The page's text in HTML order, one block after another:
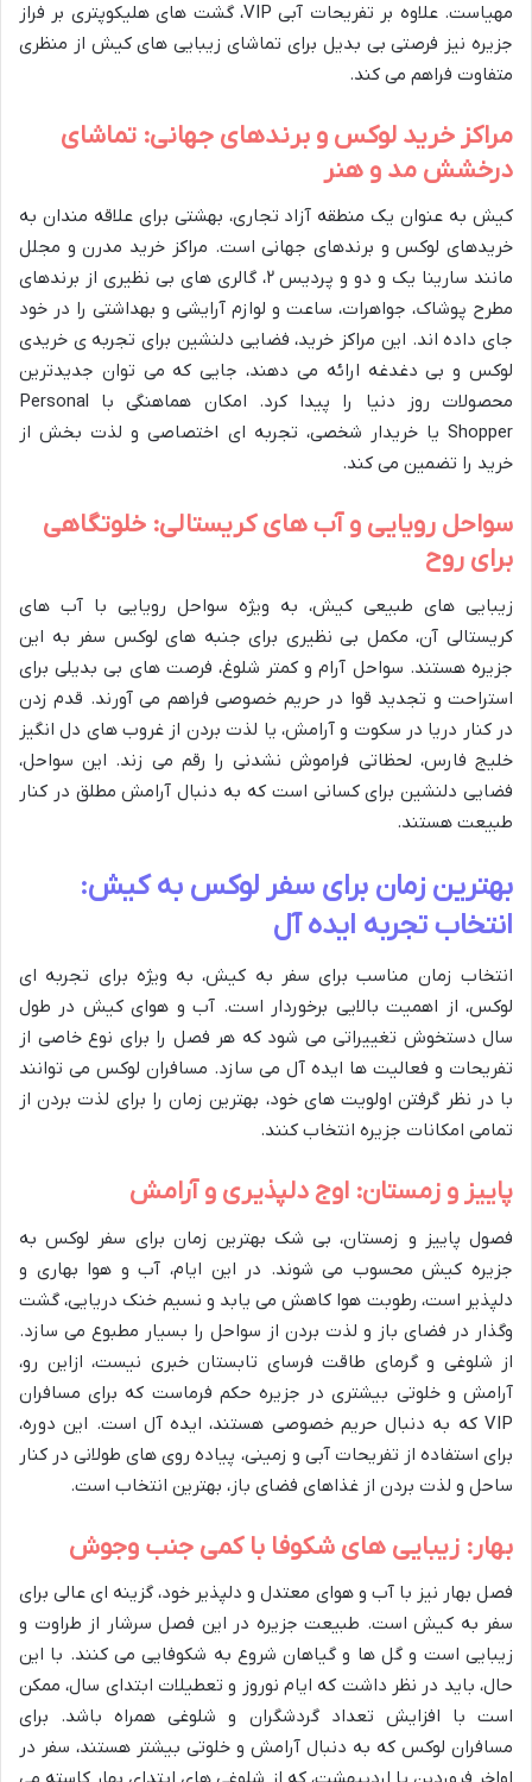
مهیاست. علاوه بر تفریحات آبی VIP، گشت های هلیکوپتری بر فراز
جزیره نیز فرصتی بی بدیل برای تماشای زیبایی های کیش از منظری
متفاوت فراهم می کند.
مراکز خرید لوکس و برندهای جهانی: تماشای
درخشش مد و هنر
کیش به عنوان یک منطقه آزاد تجاری، بهشتی برای علاقه مندان به
خریدهای لوکس و برندهای جهانی است. مراکز خرید مدرن و مجلل
مانند سارینا یک و دو و پردیس ۲، گالری های بی نظیری از برندهای
مطرح پوشاک، جواهرات، ساعت و لوازم آرایشی و بهداشتی را در خود
جای داده اند. این مراکز خرید، فضایی دلنشین برای تجربه ی خریدی
لوکس و بی دغدغه ارائه می دهند، جایی که می توان جدیدترین
محصولات روز دنیا را پیدا کرد. امکان هماهنگی با Personal
Shopper یا خریدار شخصی، تجربه ای اختصاصی و لذت بخش از
خرید را تضمین می کند.
سواحل رویایی و آب های کریستالی: خلوتگاهی
برای روح
زیبایی های طبیعی کیش، به ویژه سواحل رویایی با آب های
کریستالی آن، مکمل بی نظیری برای جنبه های لوکس سفر به این
جزیره هستند. سواحل آرام و کمتر شلوغ، فرصت های بی بدیلی برای
استراحت و تجدید قوا در حریم خصوصی فراهم می آورند. قدم زدن
در کنار دریا در سکوت و آرامش، یا لذت بردن از غروب های دل انگیز
خلیج فارس، لحظاتی فراموش نشدنی را رقم می زند. این سواحل،
فضایی دلنشین برای کسانی است که به دنبال آرامش مطلق در کنار
طبیعت هستند.
بهترین زمان برای سفر لوکس به کیش:
انتخاب تجربه ایده آل
انتخاب زمان مناسب برای سفر به کیش، به ویژه برای تجربه ای
لوکس، از اهمیت بالایی برخوردار است. آب و هوای کیش در طول
سال دستخوش تغییراتی می شود که هر فصل را برای نوع خاصی از
تفریحات و فعالیت ها ایده آل می سازد. مسافران لوکس می توانند
با در نظر گرفتن اولویت های خود، بهترین زمان را برای لذت بردن از
تمامی امکانات جزیره انتخاب کنند.
پاییز و زمستان: اوج دلپذیری و آرامش
فصول پاییز و زمستان، بی شک بهترین زمان برای سفر لوکس به
جزیره کیش محسوب می شوند. در این ایام، آب و هوا بهاری و
دلپذیر است، رطوبت هوا کاهش می یابد و نسیم خنک دریایی، گشت
وگذار در فضای باز و لذت بردن از سواحل را بسیار مطبوع می سازد.
از شلوغی و گرمای طاقت فرسای تابستان خبری نیست، ازاین رو،
آرامش و خلوتی بیشتری در جزیره حکم فرماست که برای مسافران
VIP که به دنبال حریم خصوصی هستند، ایده آل است. این دوره،
برای استفاده از تفریحات آبی و زمینی، پیاده روی های طولانی در کنار
ساحل و لذت بردن از غذاهای فضای باز، بهترین انتخاب است.
بهار: زیبایی های شکوفا با کمی جنب وجوش
فصل بهار نیز با آب و هوای معتدل و دلپذیر خود، گزینه ای عالی برای
سفر به کیش است. طبیعت جزیره در این فصل سرشار از طراوت و
زیبایی است و گل ها و گیاهان شروع به شکوفایی می کنند. با این
حال، باید در نظر داشت که ایام نوروز و تعطیلات ابتدای سال، ممکن
است با افزایش تعداد گردشگران و شلوغی همراه باشد. برای
مسافران لوکس که به دنبال آرامش و خلوتی بیشتر هستند، سفر در